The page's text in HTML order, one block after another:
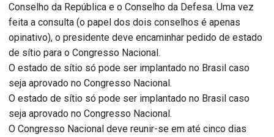
Conselho da República e o Conselho da Defesa. Uma vez
feita a consulta (o papel dos dois conselhos é apenas
opinativo), o presidente deve encaminhar pedido de estado
de sítio para o Congresso Nacional.
O estado de sítio só pode ser implantado no Brasil caso
seja aprovado no Congresso Nacional.
O estado de sítio só pode ser implantado no Brasil caso
seja aprovado no Congresso Nacional.
O Congresso Nacional deve reunir-se em até cinco dias